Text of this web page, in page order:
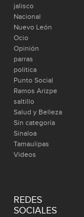
jalisco
Nacional
Nuevo León
Ocio
Opinión
parras
politica
Punto Social
Ramos Arizpe
saltillo
Salud y Belleza
Sin categoría
Sinaloa
Tamaulipas
Videos
REDES
SOCIALES